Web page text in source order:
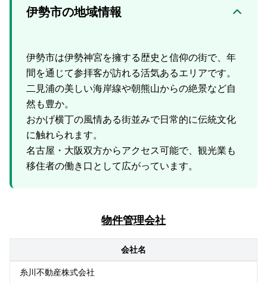
伊勢市の地域情報
伊勢市は伊勢神宮を擁する歴史と信仰の街で、年
間を通じて参拝客が訪れる活気あるエリアです。
二見浦の美しい海岸線や朝熊山からの絶景など自
然も豊か。
おかげ横丁の風情ある街並みで日常的に伝統文化
に触れられます。
名古屋・大阪双方からアクセス可能で、観光業も
物件管理会社
会社名
糸川不動産株式会社